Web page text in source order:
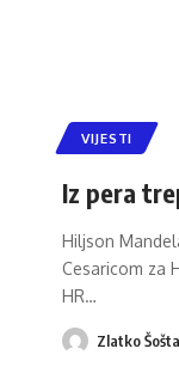
VIJESTI
Iz pera
Hiljson
Cesaricom za
HR…
Zlatko